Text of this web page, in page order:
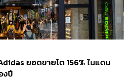
ยอดขายโต 156% ในแดน
งปี